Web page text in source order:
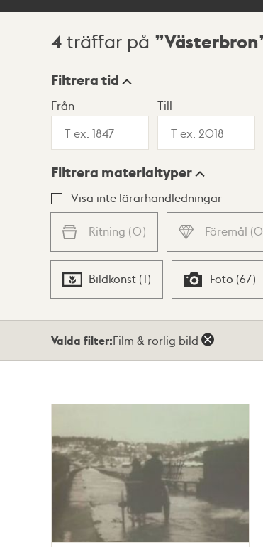
Sökresultat
4 träffar på Västerbron
Visningsläge
Lista Karta
Filtrera tid
Från Till
Filtrera materialtyper
Visa inte lärarhandledningar
Ritning (0) Föremål (0
Bildkonst (1) Foto (67)
Valda filter:Film & rörlig bild